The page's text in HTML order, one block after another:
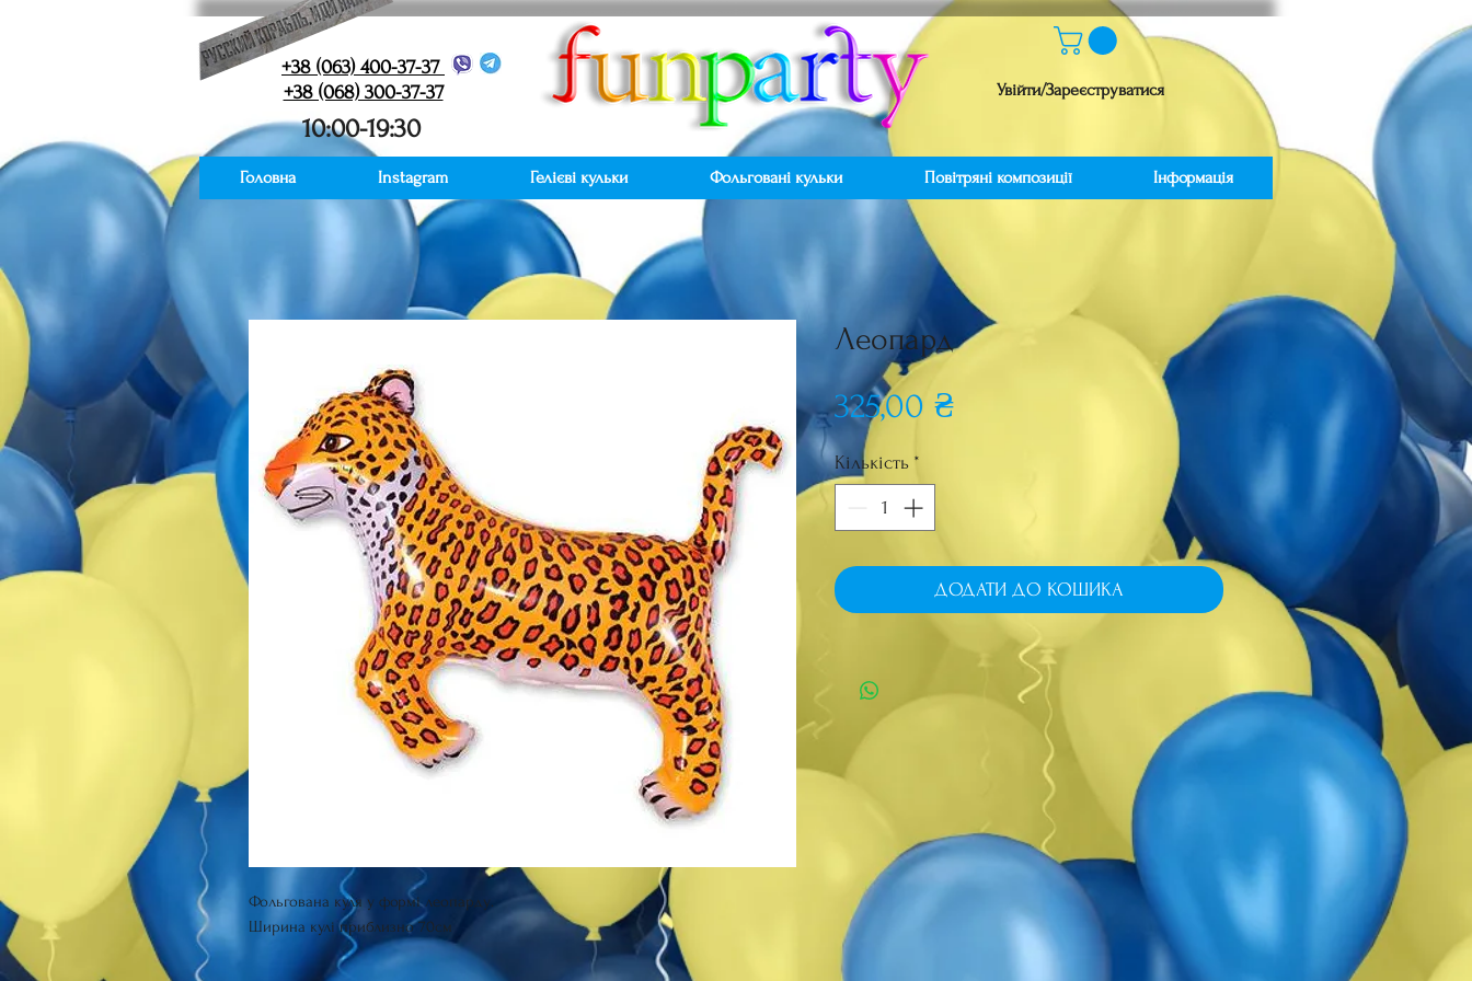
+38 (063) 400-37-37
+38 (068) 300-37-37
10:00-19:30
Увійти/Зареєструватися
Фольгована куля у формі леопарду.
Ширина кулі приблизно 70см
Леопард
325,00 ₴Ціна
Кількість *
ДОДАТИ ДО КОШИКА
Головна Instagram Гелієві кульки Фольговані кульки Повітряні композиції Інформація